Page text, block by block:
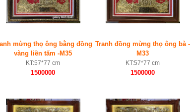
mừng thọ ông bằng đồng
vàng liền tấm -M35
KT:57*77 cm
1500000
Tranh đồng mừng thọ ông bà -
M33
KT:57*77 cm
1500000